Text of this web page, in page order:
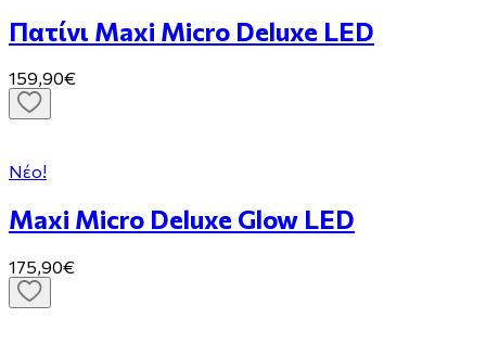
Πατίνι Maxi Micro Deluxe LED
159,90€
Νέο!
Maxi Micro Deluxe Glow LED
175,90€